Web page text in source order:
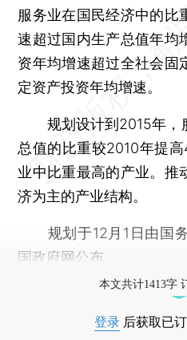
服务业在国民经济中的比
速超过国内生产总值年均
资年均增速超过全社会固
定资产投资年均增速。
规划设计到2015年，
总值的比重较2010年提
业中比重最高的产业。推
济为主的产业结构。
规划于12月1日由国务
国政府网公布。
本文共计1413字
登录 后获取已